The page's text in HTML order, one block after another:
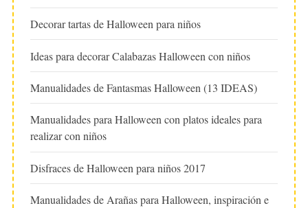
Decorar tartas de Halloween para niños
Ideas para decorar Calabazas Halloween con niños
Manualidades de Fantasmas Halloween (13 IDEAS)
Manualidades para Halloween con platos ideales para
realizar con niños
Disfraces de Halloween para niños 2017
Manualidades de Arañas para Halloween, inspiración e